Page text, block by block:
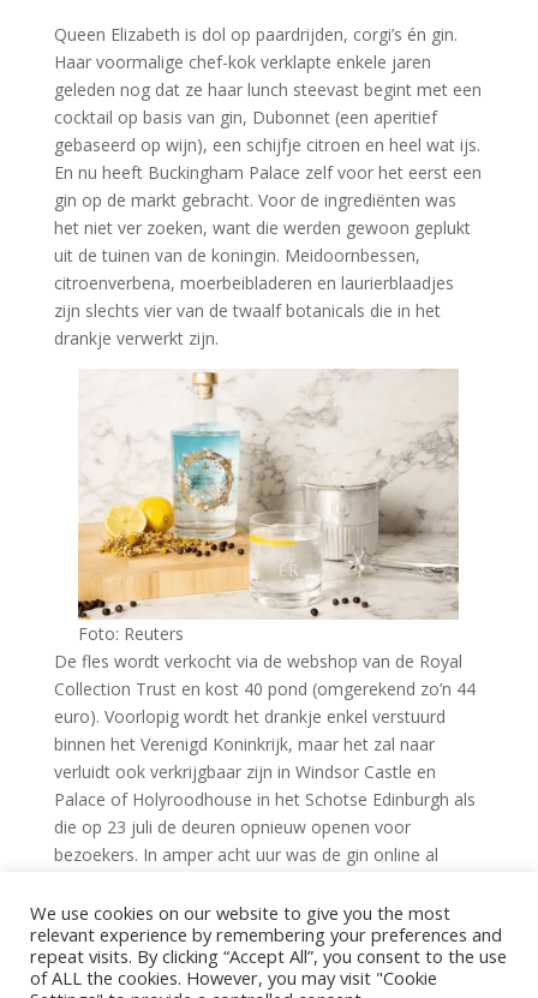
Queen Elizabeth is dol op paardrijden, corgi’s én gin.
Haar voormalige chef-kok verklapte enkele jaren
geleden nog dat ze haar lunch steevast begint met een
cocktail op basis van gin, Dubonnet (een aperitief
gebaseerd op wijn), een schijfje citroen en heel wat ijs.
En nu heeft Buckingham Palace zelf voor het eerst een
gin op de markt gebracht. Voor de ingrediënten was
het niet ver zoeken, want die werden gewoon geplukt
uit de tuinen van de koningin. Meidoornbessen,
citroenverbena, moerbeibladeren en laurierblaadjes
zijn slechts vier van de twaalf botanicals die in het
drankje verwerkt zijn.
Foto: Reuters
De fles wordt verkocht via de webshop van de Royal
Collection Trust en kost 40 pond (omgerekend zo’n 44
euro). Voorlopig wordt het drankje enkel verstuurd
binnen het Verenigd Koninkrijk, maar het zal naar
verluidt ook verkrijgbaar zijn in Windsor Castle en
Palace of Holyroodhouse in het Schotse Edinburgh als
die op 23 juli de deuren opnieuw openen voor
bezoekers. In amper acht uur was de gin online al
een nieuwe bestelling werd geplaatst en er over enkele
weken nieuwe flessen beschikbaar zullen zijn.
Bron: Nieuwsblad.be
We use cookies on our website to give you the most
relevant experience by remembering your preferences and
repeat visits. By clicking “Accept All”, you consent to the use
of ALL the cookies. However, you may visit "Cookie